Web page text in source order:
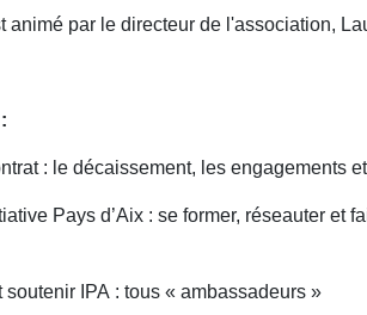
animé par le directeur de l'association,
: le décaissement, les engagements
Pays d’Aix : se former, réseauter et
soutenir IPA : tous « ambassadeurs »